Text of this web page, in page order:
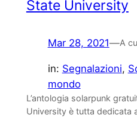
State University
Mar 28, 2021—A
in: Segnalazioni,
mondo
L’antologia solarpunk
University è tutta dedicata